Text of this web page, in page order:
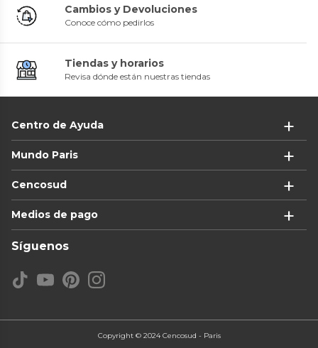
Cambios y Devoluciones
Conoce cómo pedirlos
Tiendas y horarios
Revisa dónde están nuestras tiendas
Centro de Ayuda
Mundo Paris
Cencosud
Medios de pago
Síguenos
Copyright © 2024 Cencosud - Paris